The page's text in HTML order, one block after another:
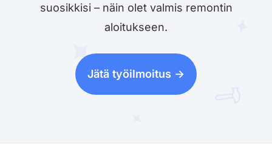
suosikkisi – näin olet valmis remontin
aloitukseen.
Jätä työilmoitus ->